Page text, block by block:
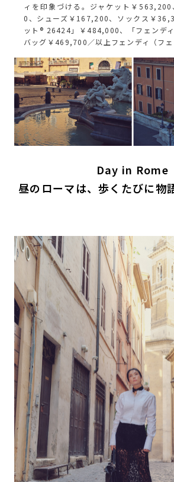
ィを印象づける。ジャケット￥
0、シューズ￥167,200、ソックス￥
ット® 26424」￥484,000、「フェンデ
バッグ￥469,700／以上フェンディ（フェ
Day in Rome
昼のローマは、歩くたびに物